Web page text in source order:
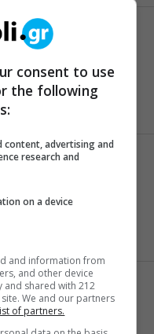
χωρίς
θα πάτε και πώς
δωρεάν
χωρίς
θα πάτε και πώς
χωρίς
θα πάτε και πώς
consent to use
the following
content, advertising and
research and
on a device
and information from
and other device
and shared with 212
We and our partners
of partners.